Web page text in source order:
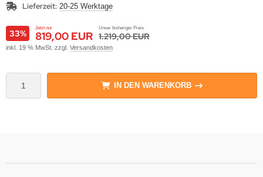
Lieferzeit: 20-25 Werktage
Jetzt nur
819,00 EUR
Unser bisheriger Preis
1.219,00 EUR
33%
inkl. 19 % MwSt. zzgl. Versandkosten
IN DEN WARENKORB